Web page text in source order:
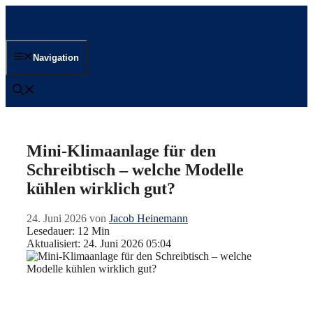
Navigation
Mini-Klimaanlage für den
Schreibtisch – welche Modelle
kühlen wirklich gut?
24. Juni 2026 von Jacob Heinemann
Lesedauer: 12 Min
Aktualisiert: 24. Juni 2026 05:04